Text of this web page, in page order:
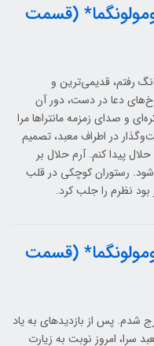
(قسمت
رفتم، قدیمی‌ترین و
دعا در دست، دور آن
و صدای زمزمه مانتراها مرا
در اطراف معبد، تصمیم
پیدا کنم. آرم حلال بر
رستوران کوچکی در قلب
بود نظرم را جلب کرد.
(قسمت
شدم. پس از بازدیدهای به یاد
سرا، امروز نوبت به زیارت